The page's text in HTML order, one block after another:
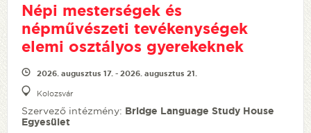
Népi mesterségek és
népművészeti tevékenységek
elemi osztályos gyerekeknek
2026. augusztus 17. - 2026. augusztus 21.
Kolozsvár
Szervező intézmény: Bridge Language Study House
Egyesület